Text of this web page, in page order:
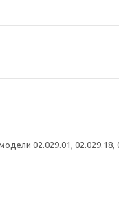
02.029.01, 02.029.18,